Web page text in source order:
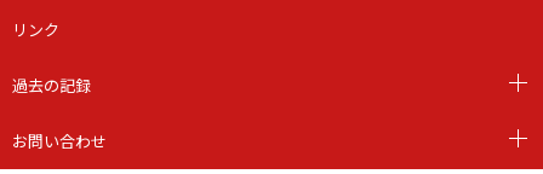
リンク
過去の記録
お問い合わせ